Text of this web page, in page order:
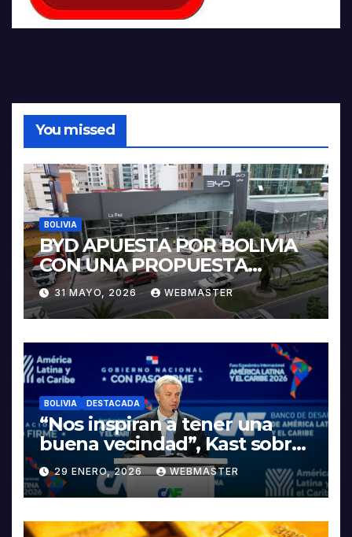
You missed
BOLIVIA
BYD APUESTA POR BOLIVIA
CON UNA PROPUESTA
INTEGRAL PARA IMPULSAR
LA ELECTROMOVILIDAD Y LA
INDUSTRIALIZACIÓN DEL
LITIO
31 MAYO, 2026 WEBMASTER
BOLIVIA DESTACADA
“Nos inspiran a tener una
buena vecindad”, Kast sobre
discurso del presidente
Rodrigo Paz
29 ENERO, 2026 WEBMASTER